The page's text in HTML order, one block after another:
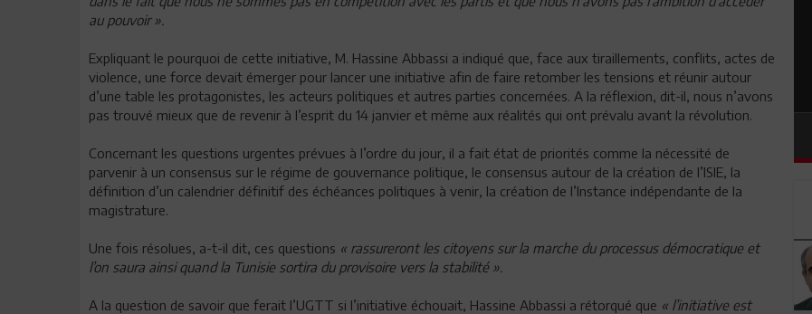
au pouvoir ».
Expliquant le pourquoi de cette initiative, M. Hassine Abbassi a indiqué que, face aux tiraillements, conflits, actes de
violence, une force devait émerger pour lancer une initiative afin de faire retomber les tensions et réunir autour
d’une table les protagonistes, les acteurs politiques et autres parties concernées. A la réflexion, dit-il, nous n’avons
pas trouvé mieux que de revenir à l’esprit du 14 janvier et même aux réalités qui ont prévalu avant la révolution.
Concernant les questions urgentes prévues à l’ordre du jour, il a fait état de priorités comme la nécessité de
parvenir à un consensus sur le régime de gouvernance politique, le consensus autour de la création de l’ISIE, la
définition d’un calendrier définitif des échéances politiques à venir, la création de l’Instance indépendante de la
magistrature.
Une fois résolues, a-t-il dit, ces questions « rassureront les citoyens sur la marche du processus démocratique et
l’on saura ainsi quand la Tunisie sortira du provisoire vers la stabilité ».
A la question de savoir que ferait l’UGTT si l’initiative échouait, Hassine Abbassi a rétorqué que « l’initiative est